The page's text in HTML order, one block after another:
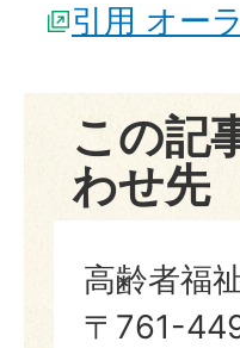
引用 オー
この記
わせ先
高齢者福
〒761-